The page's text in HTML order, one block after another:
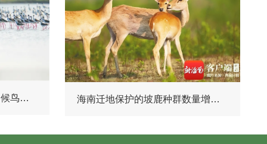
从珊瑚到雨林、从新物种到候鸟……海南生物“朋友圈”持续上新→ 海南迁地保护的坡鹿种群数量增长至47只